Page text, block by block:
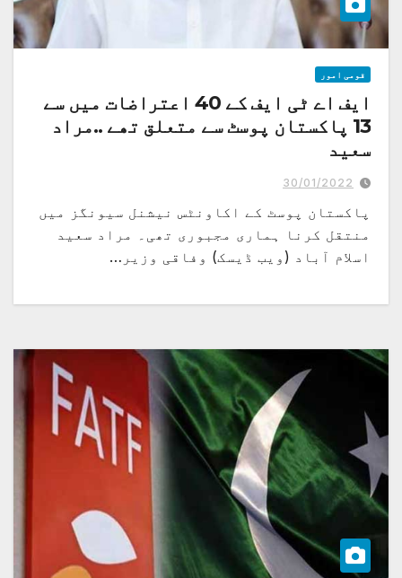
قومی امور
ایف اے ٹی ایف کے 40 اعتراضات میں سے
13 پاکستان پوسٹ سے متعلق تھے ..مراد
سعید
30/01/2022
پاکستان پوسٹ کے اکاونٹس نیشنل سیونگز میں
منتقل کرنا ہماری مجبوری تھی۔ مراد سعید
اسلام آباد (ویب ڈیسک) وفاقی وزیر…